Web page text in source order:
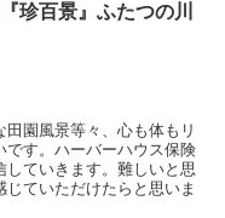
珍百景』ふたつの川
園風景等々、心も体もリ
です。ハーバーハウス保険
ていきます。難しいと思
ていただけたらと思いま